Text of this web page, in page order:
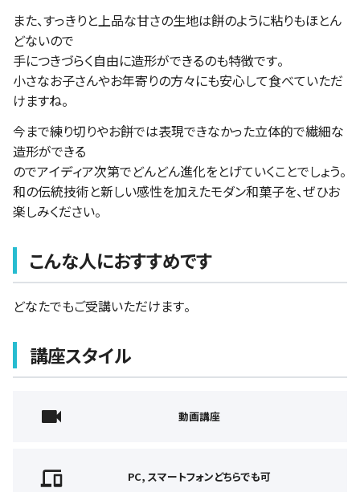
また、すっきりと上品な甘さの生地は餅のように粘りもほとん
どないので
手につきづらく自由に造形ができるのも特徴です。
小さなお子さんやお年寄りの方々にも安心して食べていただ
けますね。
今まで練り切りやお餅では表現できなかった立体的で繊細な
造形ができる
のでアイディア次第でどんどん進化をとげていくことでしょう。
和の伝統技術と新しい感性を加えたモダン和菓子を、ぜひお
楽しみください。
こんな人におすすめです
どなたでもご受講いただけます。
講座スタイル
動画講座
PC, スマートフォンどちらでも可